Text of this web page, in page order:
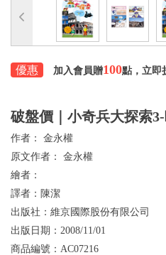
優惠 加入會員贈100點，立即
破盤價｜小奇兵大探索3-
作者： 金永權
原文作者： 金永權
繪者：
譯者： 陳潔
出版社： 維京國際股份有限公司
出版日期： 2008/11/01
商品編號： AC07216